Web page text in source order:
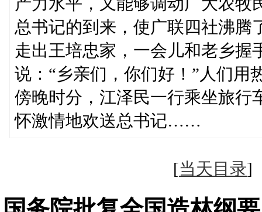
总书记的到来，使广联四社沸腾
走出王培忠家，一会儿和老乡握
说：“乡亲们，你们好！”人们用
傍晚时分，江泽民一行乘坐旅行
怀激情地欢送总书记……
[当天目录